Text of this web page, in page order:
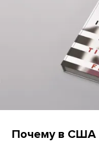
Почему в США